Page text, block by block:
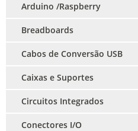
Arduino /Raspberry
Breadboards
Cabos de Conversão USB
Caixas e Suportes
Circuitos Integrados
Conectores I/O